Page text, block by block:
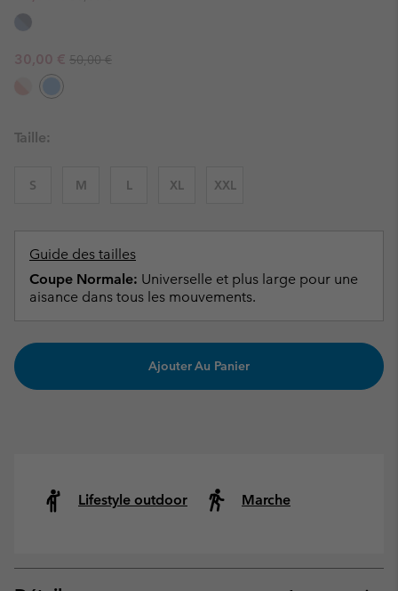
Sale price:
30,00 € Regular price:
50,00 €
Taille:
S M L XL XXL
Guide des tailles
Coupe Normale: Universelle et plus large pour une
aisance dans tous les mouvements.
Ajouter Au Panier
Lifestyle outdoor Marche